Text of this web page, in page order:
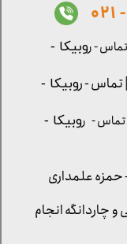
تماس - روبیکا -
حمزه علمداری
- روبیکا -
| تماس - روبیکا -
چاردانگه انجام